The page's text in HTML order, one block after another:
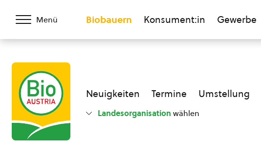
Menü Biobauern Konsument:in Gewerbe
Neuigkeiten Termine Umstellung
Landesorganisation wählen